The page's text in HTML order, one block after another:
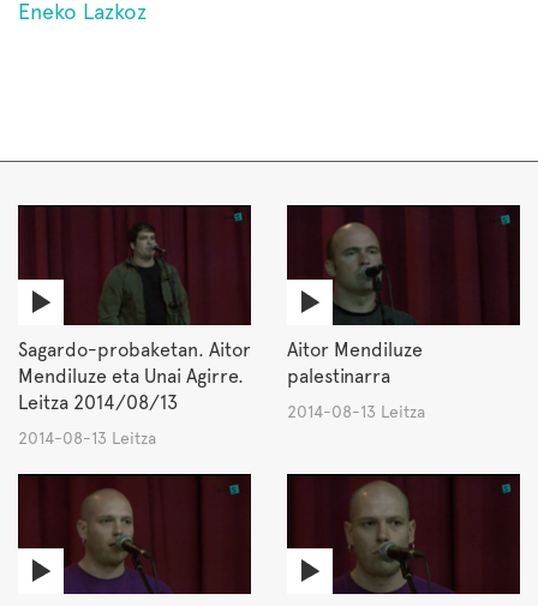
Eneko Lazkoz
Sagardo-probaketan. Aitor
Mendiluze eta Unai Agirre.
Leitza 2014/08/13
2014-08-13 Leitza
Aitor Mendiluze
palestinarra
2014-08-13 Leitza